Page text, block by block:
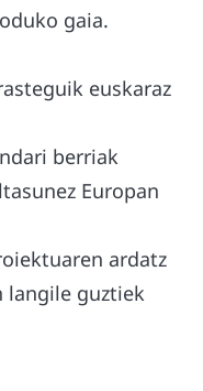
gaia.
euskaraz
berriak
Europan
ardatz
langile guztiek